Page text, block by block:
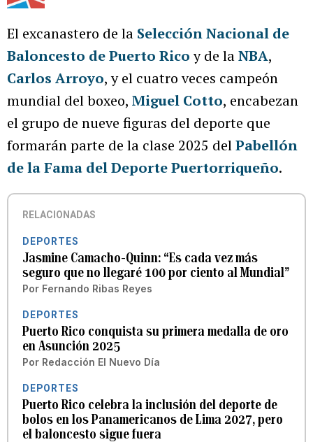
El excanastero de la Selección Nacional de
Baloncesto de Puerto Ricoy de laNBA,
Carlos Arroyo, y el cuatro veces campeón
mundial del boxeo, Miguel Cotto, encabezan
el grupo de nueve figuras del deporte que
formarán parte de la clase 2025 delPabellón
de la Fama del Deporte Puertorriqueño.
RELACIONADAS
DEPORTES
Jasmine Camacho-Quinn: “Es cada vez más
seguro que no llegaré 100 por ciento al Mundial”
Por Fernando Ribas Reyes
DEPORTES
Puerto Rico conquista su primera medalla de oro
en Asunción 2025
Por Redacción El Nuevo Día
DEPORTES
Puerto Rico celebra la inclusión del deporte de
bolos en los Panamericanos de Lima 2027, pero
el baloncesto sigue fuera